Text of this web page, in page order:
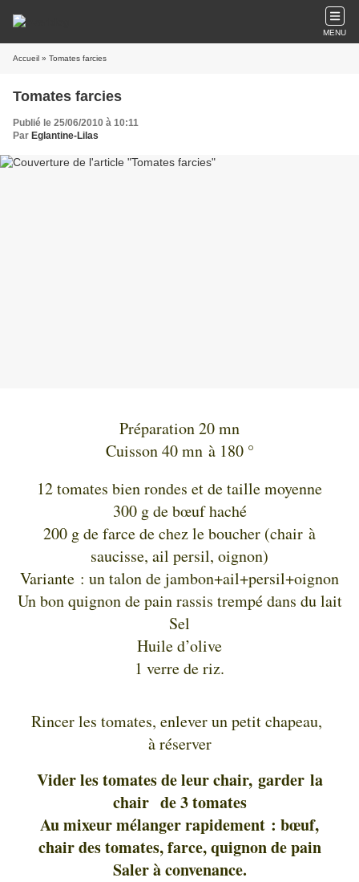
MENU
Accueil » Tomates farcies
Tomates farcies
Publié le 25/06/2010 à 10:11
Par Eglantine-Lilas
Préparation 20 mn
Cuisson 40 mn à 180 °
12 tomates bien rondes et de taille moyenne
300 g de bœuf haché
200 g de farce de chez le boucher (chair à
saucisse, ail persil, oignon)
Variante : un talon de jambon+ail+persil+oignon
Un bon quignon de pain rassis trempé dans du lait
Sel
Huile d’olive
1 verre de riz.
Rincer les tomates, enlever un petit chapeau,
à réserver
Vider les tomates de leur chair, garder la
chair de 3 tomates
Au mixeur mélanger rapidement : bœuf,
chair des tomates, farce, quignon de pain
Saler à convenance.